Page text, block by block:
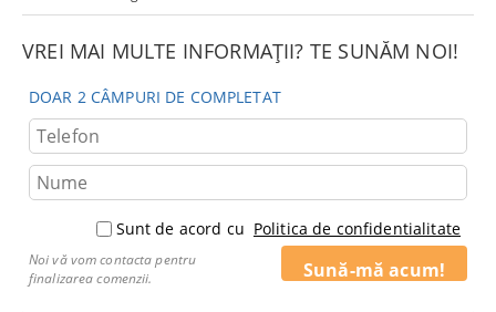
VREI MAI MULTE INFORMAȚII? TE SUNĂM NOI!
DOAR 2 CÂMPURI DE COMPLETAT
Sunt de acord cu Politica de confidentialitate
Noi vă vom contacta pentru
finalizarea comenzii.